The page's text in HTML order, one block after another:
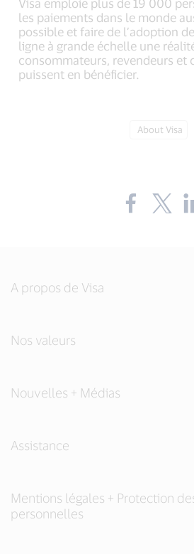
les paiements dans le monde
possible et faire de l’adoption
ligne à grande échelle une
consommateurs, revendeurs et
puissent en bénéficier.
Tag:
About Visa
Share
the
the
A propos de Visa
Nos valeurs
Nouvelles + Médias
Assistance
Mentions légales + Protection
personnelles